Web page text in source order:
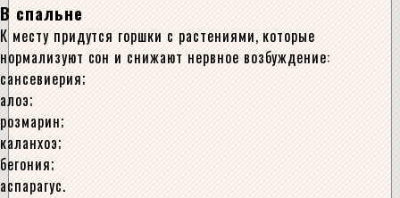
В спальне
К месту придутся горшки с растениями, которые
нормализуют сон и снижают нервное возбуждение:
сансевиерия;
алоэ;
розмарин;
каланхоэ;
бегония;
аспарагус.